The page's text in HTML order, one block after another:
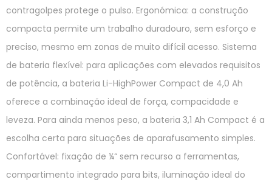
contragolpes protege o pulso. Ergonómica: a construção
compacta permite um trabalho duradouro, sem esforço e
preciso, mesmo em zonas de muito difícil acesso. Sistema
de bateria flexível: para aplicações com elevados requisitos
de potência, a bateria Li-HighPower Compact de 4,0 Ah
oferece a combinação ideal de força, compacidade e
leveza. Para ainda menos peso, a bateria 3,1 Ah Compact é a
escolha certa para situações de aparafusamento simples.
Confortável: fixação de ¼“ sem recurso a ferramentas,
compartimento integrado para bits, iluminação ideal do